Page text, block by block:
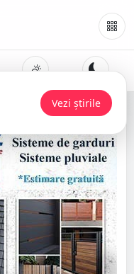
Vezi știrile